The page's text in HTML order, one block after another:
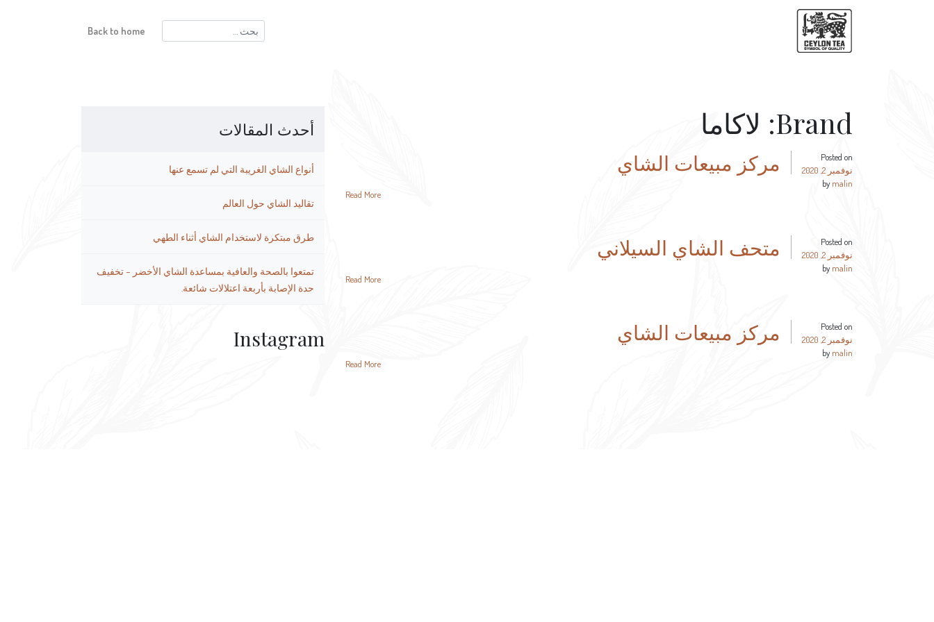
البحث
عن:
Back to home
Brand: لاكاما
Posted on
نوفمبر 2, 2020
bymalin
مركز مبيعات الشاي
Read More
Posted on
نوفمبر 2, 2020
by malin
متحف الشاي السيلاني
Read More
Posted on
نوفمبر 2, 2020
by malin
مركز مبيعات الشاي
Read More
أحدث المقالات
أنواع الشاي الغريبة التي لم تسمع عنها
تقاليد الشاي حول العالم
طرق مبتكرة لاستخدام الشاي أثناء الطهي
تمتعوا بالصحة والعافية بمساعدة الشاي الأخضر – تخفيف
حدة الإصابة بأربعة اعتلالات شائعة.
Instagram